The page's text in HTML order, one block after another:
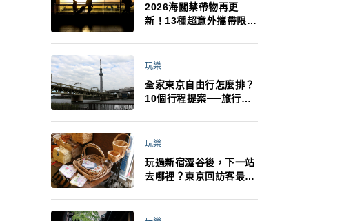
2026海關禁帶物再更
新！13種超意外攜帶限
最高還罰百萬！注意事項
玩樂
全家東京自由行怎麼排？
10個行程提案──旅行不
法！
玩樂
玩過新宿澀谷後，下一站
去哪裡？東京回訪客最推